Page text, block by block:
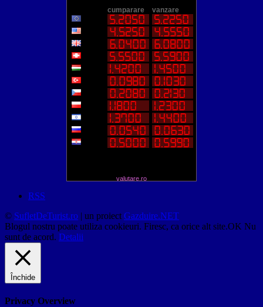
valutare.ro
RSS
© SufletDeTurist.ro | un proiect Gazduire.NET
Blogul nostru poate utiliza cookieuri. Firesc, ca orice alt site.OK Nu
sunt de acord. Detalii
Închide
Privacy Overview